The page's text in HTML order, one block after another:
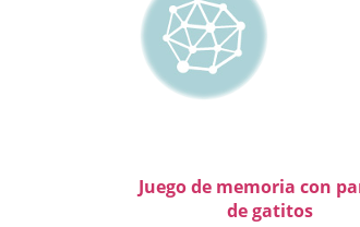
Juego de memoria con
de gatitos